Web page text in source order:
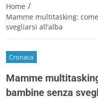
Home /
Mamme multitasking:
svegliarsi all’alba
Cronaca
Mamme
bambine senza